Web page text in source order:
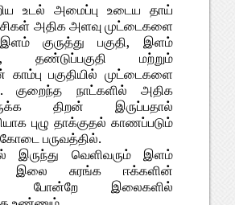
உடல் அமைப்பு உடைய தாய்
அதிக அளவு முட்டைகளை
குருத்து பகுதி, இளம்
தண்டுப்பகுதி மற்றும்
காம்பு பகுதியில் முட்டைகளை
குறைந்த நாட்களில் அதிக
திறன் இருப்பதால்
புழு தாக்குதல் காணப்படும்
கோடை பருவத்தில்.
இருந்து வெளிவரும் இளம்
இலை சுரங்க ஈக்களின்
போன்றே இலைகளில்